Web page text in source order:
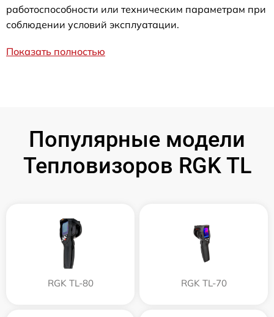
работоспособности или техническим параметрам при
соблюдении условий эксплуатации.
Показать полностью
Популярные модели
Тепловизоров RGK TL
RGK TL-80 RGK TL-70